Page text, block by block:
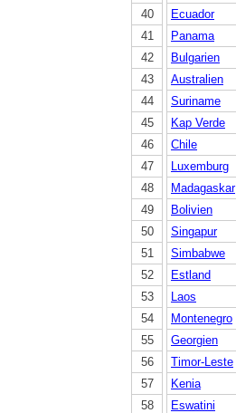
40
41
42
43
44
45
46
47
48
49
50
51
52
53
54
55
56
57
58
Ecuador
Panama
Bulgarien
Australien
Suriname
Kap Verde
Chile
Luxemburg
Madagaskar
Bolivien
Singapur
Simbabwe
Estland
Laos
Montenegro
Georgien
Timor-Leste
Kenia
Eswatini